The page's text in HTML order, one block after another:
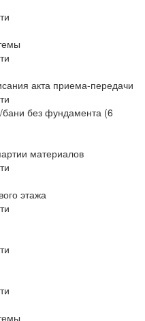
акта приема-передачи
без фундамента (6
материалов
этажа